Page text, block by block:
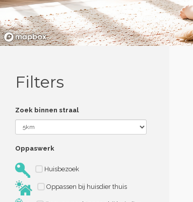
Filters
Zoek binnen straal
Oppaswerk
Huisbezoek
Oppassen bij huisdier thuis